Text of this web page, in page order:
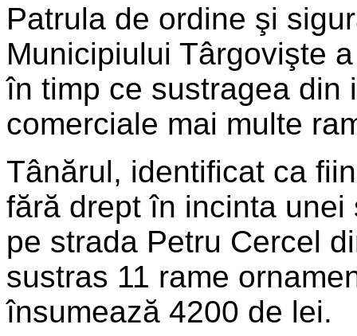
Patrula de ordine şi
Municipiului Târgovişte
în timp ce sustragea din
comerciale mai multe
Tânărul, identificat ca
fără drept în incinta
pe strada Petru Cercel
sustras 11 rame
însumează 4200 de lei.